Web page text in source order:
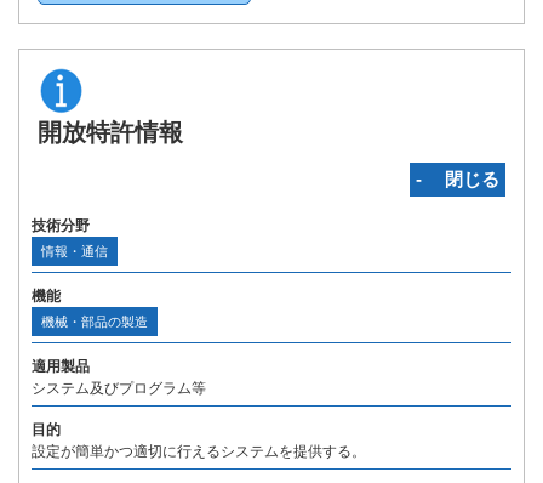
開放特許情報
‐ 閉じる
技術分野
情報・通信
機能
機械・部品の製造
適用製品
システム及びプログラム等
目的
設定が簡単かつ適切に行えるシステムを提供する。